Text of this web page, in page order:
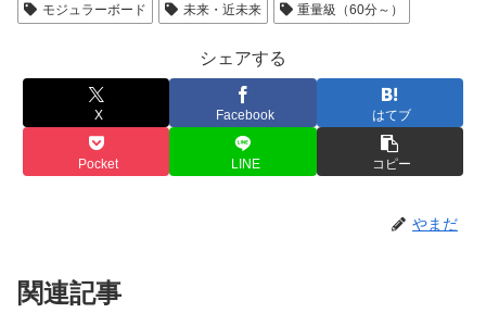
モジュラーボード
未来・近未来 重量級（60分～）
シェアする
X Facebook はてブ
Pocket LINE コピー
やまだ
関連記事